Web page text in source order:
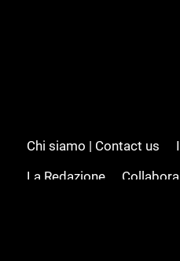
Chi siamo | Contact us
La Redazione